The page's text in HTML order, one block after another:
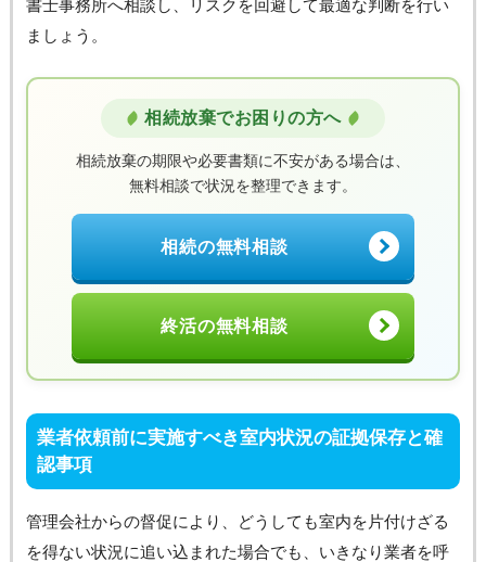
書士事務所へ相談し、リスクを回避して最適な判断を行い
ましょう。
相続放棄でお困りの方へ
相続放棄の期限や必要書類に不安がある場合は、
無料相談で状況を整理できます。
相続の無料相談
終活の無料相談
業者依頼前に実施すべき室内状況の証拠保存と確
認事項
管理会社からの督促により、どうしても室内を片付けざる
を得ない状況に追い込まれた場合でも、いきなり業者を呼